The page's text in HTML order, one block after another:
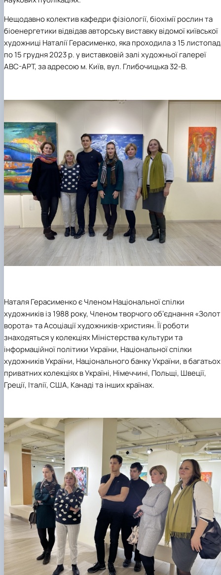
Нещодавно колектив кафедри фізіології, біохімії рослин та
біоенергетики відвідав авторську виставку відомої київської
художниці Наталії Герасименко, яка проходила з 15
по 15 грудня 2023 р. у виставковій залі художньої галереї
AВС-АРТ, за адресою м. Київ, вул. Глибочицька 32-В.
Наталя Герасименкоє Членом Національної спілки
художників із 1988 року, Членом творчого обʼєднання
ворота» та Асоціації художників-християн. Її роботи
знаходяться у колекціях Міністерства культури та
інформаційної політики України, Національної спілки
художників України, Національного банку України, в багатьох
приватних колекціях в Україні, Німеччині, Польщі, Швеції,
Греції, Італії, США, Канаді та інших країнах.